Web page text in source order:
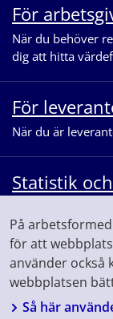
På
för att
använder också
webbplatsen
Så här
För
När du behöver
dig att hitta
För
När du är
Statistik
våra analyser för